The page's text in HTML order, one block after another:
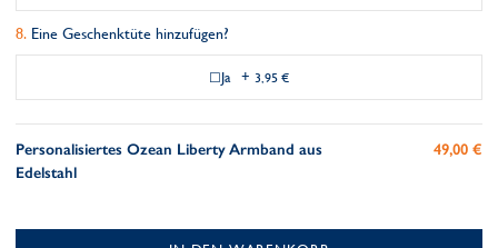
Eine Geschenktüte hinzufügen?
Ja + 3,95 €
Personalisiertes Ozean Liberty Armband aus
Edelstahl
49,00 €